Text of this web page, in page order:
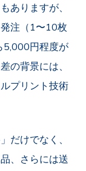
ありますが、
注（1〜10枚
5,000円程度が
の背景には、
プリント技術
だけでなく、
、さらには送